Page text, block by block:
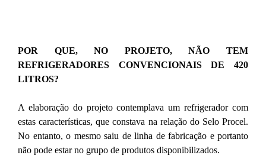
POR QUE, NO PROJETO, NÃO TEM
REFRIGERADORES CONVENCIONAIS DE 420
LITROS?
A elaboração do projeto contemplava um refrigerador com
estas características, que constava na relação do Selo Procel.
No entanto, o mesmo saiu de linha de fabricação e portanto
não pode estar no grupo de produtos disponibilizados.